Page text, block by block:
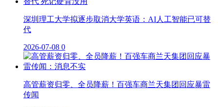
深圳理工大学拟逐步取消大学英语：AI人工智能已可替
代
2026-07-08 0
高管薪资归零、全员降薪！百强车商兰天集团回应暴雷
传闻